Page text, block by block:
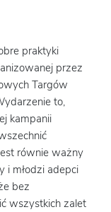
praktyki
przez
Targów
to,
kampanii
równie ważny
i młodzi adepci
bez
wszystkich zalet